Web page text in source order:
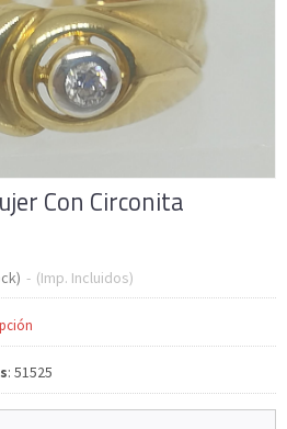
Con Circonita
- (Imp. Incluidos)
: 51525